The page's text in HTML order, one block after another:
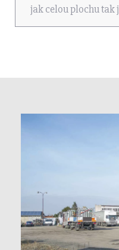
jak celou plochu